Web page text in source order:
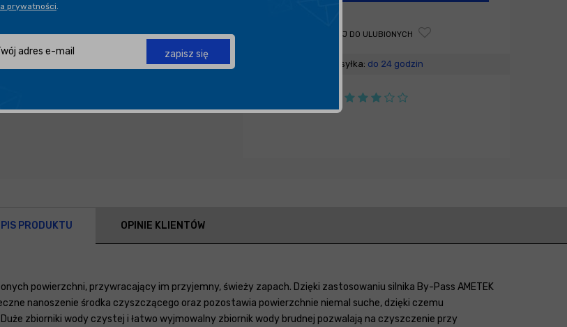
o produkt
DODAJ DO ULUBIONYCH
Wysyłka: do 24 godzin
PRODUKTU OPINIE KLIENTÓW
powierzchni, przywracający im przyjemny, świeży zapach. Dzięki zastosowaniu silnika By-Pass AMETEK
nanoszenie środka czyszczącego oraz pozostawia powierzchnie niemal suche, dzięki czemu
zbiorniki wody czystej i łatwo wyjmowalny zbiornik wody brudnej pozwalają na czyszczenie przy
prywatności
zapisz się